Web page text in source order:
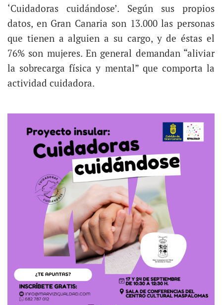
‘Cuidadoras cuidándose’. Según sus propios
datos, en Gran Canaria son 13.000 las personas
que tienen a alguien a su cargo, y de éstas el
76% son mujeres. En general demandan “aliviar
la sobrecarga física y mental” que comporta la
actividad cuidadora.